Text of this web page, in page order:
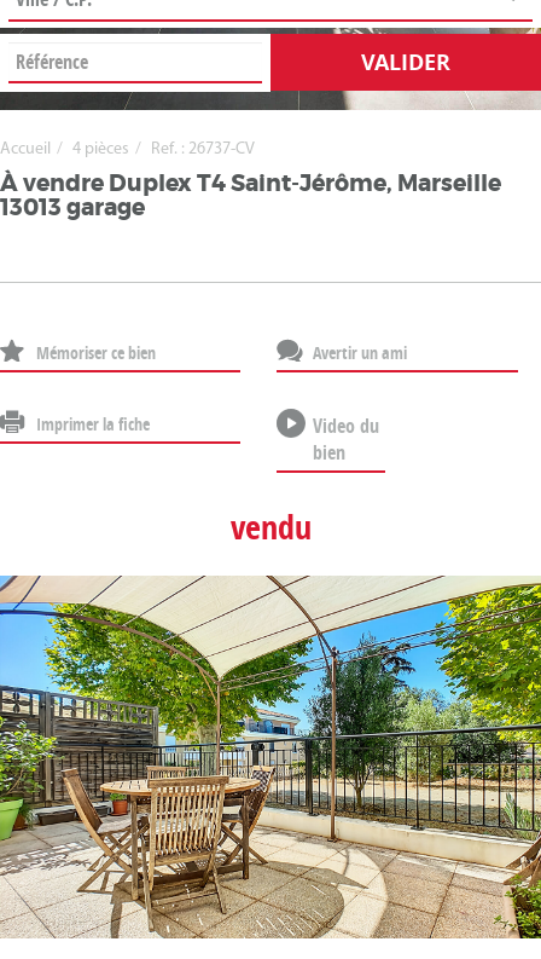
VALIDER
Accueil 4 pièces Ref. : 26737-CV
À vendre Duplex T4 Saint-Jérôme, Marseille
13013 garage
Mémoriser ce bien Avertir un ami
Imprimer la fiche
Video du
bien
vendu